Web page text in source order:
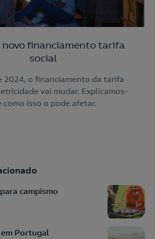
novo financiamento tarifa
social
2024, o financiamento da tarifa
vai mudar. Explicamos-
como isso o pode afetar.
campismo
Portugal